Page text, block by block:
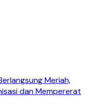
Meriah,
dan Mempererat